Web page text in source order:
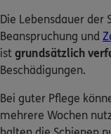
Die Lebensdauer der
Beanspruchung und
ist grundsätzlich
Beschädigungen.
Bei guter Pflege
mehrere Wochen